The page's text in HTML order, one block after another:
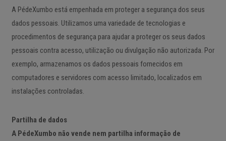
A PédeXumbo está empenhada em proteger a segurança dos seus
dados pessoais. Utilizamos uma variedade de tecnologias e
procedimentos de segurança para ajudar a proteger os seus dados
pessoais contra acesso, utilização ou divulgação não autorizada. Por
exemplo, armazenamos os dados pessoais fornecidos em
computadores e servidores com acesso limitado, localizados em
instalações controladas.
Partilha de dados
A PédeXumbo não vende nem partilha informação de